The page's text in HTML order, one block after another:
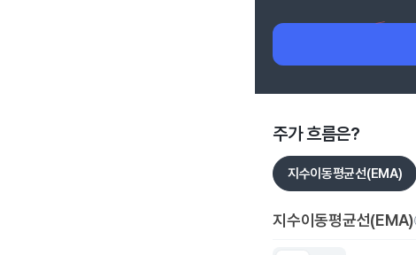
주가 흐름은?
지수이동평균선(EMA)
지수이동평균선(EMA)